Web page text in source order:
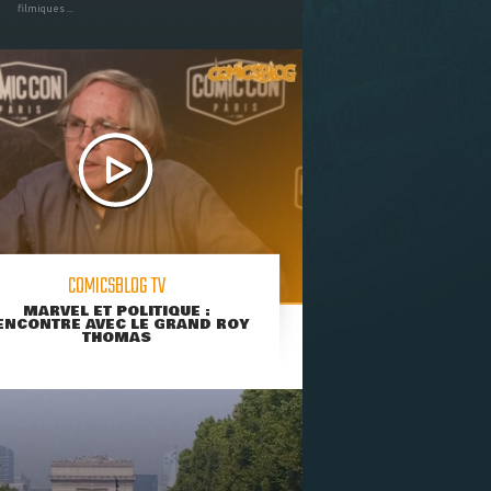
filmiques ...
COMICSBLOG TV
MARVEL ET POLITIQUE :
AVEC LE GRAND ROY
THOMAS